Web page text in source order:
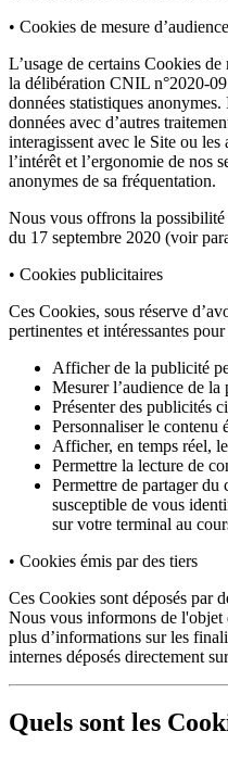
• Cookies de mesure
L’usage de certains Cookies
la délibération CNIL n°2020-
données statistiques
données avec d’autres
interagissent avec le Site ou
l’intérêt et l’ergonomie de nos
anonymes de sa fréquentation.
Nous vous offrons la possibilité
du 17 septembre 2020 (voir
• Cookies publicitaires
Ces Cookies, sous réserve
pertinentes et intéressantes
Afficher de la publicité
Mesurer l’audience de la
Présenter des publicités
Personnaliser le
Afficher, en temps réel,
Permettre la lecture de
Permettre de partager du
susceptible de vous
sur votre terminal au
• Cookies émis par des tiers
Ces Cookies sont déposés par
Nous vous informons de l'objet
plus d’informations sur les
internes déposés directement
Quels sont les